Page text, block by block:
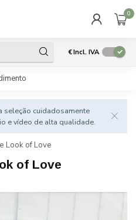
0
€Incl. IVA
seleção cuidadosamente
e vídeo de alta qualidade.
Look of Love
of Love